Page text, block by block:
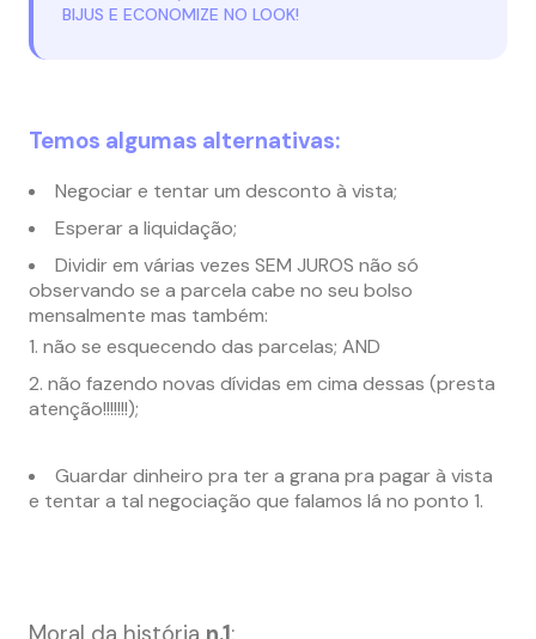
BIJUS E ECONOMIZE NO LOOK!
Temos algumas alternativas:
Negociar e tentar um desconto à vista;
Esperar a liquidação;
Dividir em várias vezes SEM JUROS não só
observando se a parcela cabe no seu bolso
mensalmente mas também:
não se esquecendo das parcelas; AND
não fazendo novas dívidas em cima dessas (presta
atenção!!!!!!!);
Guardar dinheiro pra ter a grana pra pagar à vista
e tentar a tal negociação que falamos lá no ponto 1.
Moral da história n.1: